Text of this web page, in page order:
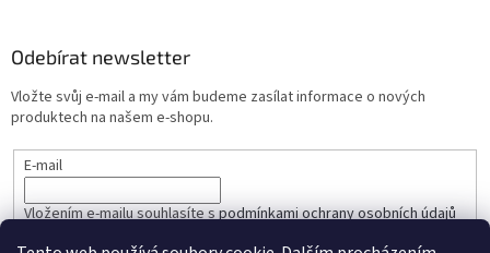
Odebírat newsletter
Vložte svůj e-mail a my vám budeme zasílat informace o nových
produktech na našem e-shopu.
E-mail
Vložením e-mailu souhlasíte spodmínkami ochrany osobních údajů